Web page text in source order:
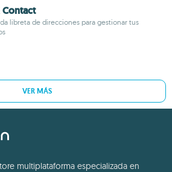
libreta de direcciones para gestionar tus
VER MÁS
multiplataforma especializada en